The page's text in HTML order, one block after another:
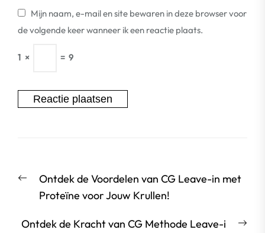
Mijn naam, e-mail en site bewaren in deze browser voor
de volgende keer wanneer ik een reactie plaats.
1 × = 9
Vorige
bericht:
Ontdek de Voordelen van CG Leave-in met
Proteïne voor Jouw Krullen!
Ontdek de Kracht van CG Methode Leave-i